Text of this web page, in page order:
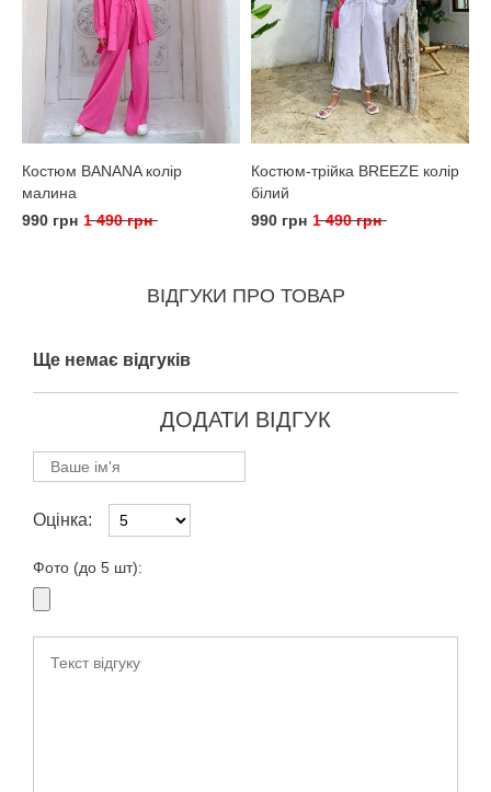
Костюм BANANA колір
малина
990 грн 1 490 грн
Костюм-трійка BREEZE колір
білий
990 грн 1 490 грн
ВІДГУКИ ПРО ТОВАР
Ще немає відгуків
ДОДАТИ ВІДГУК
Оцінка:
Фото (до 5 шт):